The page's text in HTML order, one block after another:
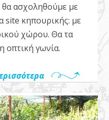
θα ασχοληθούμε με
site κηπουρικής: με
χώρου. Θα τα
οπτική γωνία.